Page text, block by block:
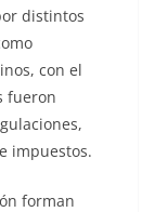
distintos
con el
fueron
impuestos.
forman